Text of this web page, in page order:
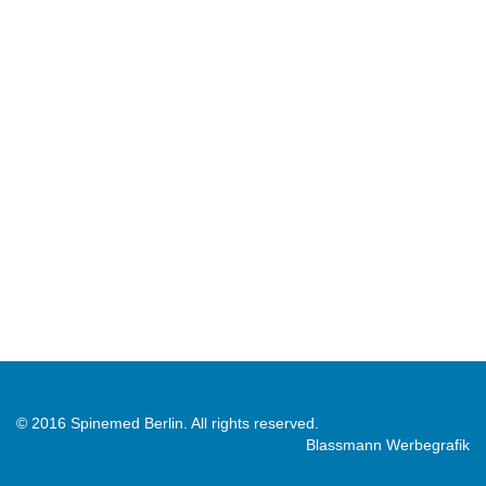
© 2016 Spinemed Berlin. All rights reserved.
Blassmann Werbegrafik